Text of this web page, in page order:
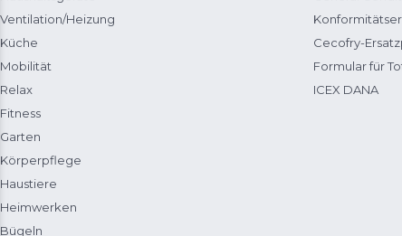
Ventilation/Heizung
Küche
Mobilität
Relax
Fitness
Garten
Körperpflege
Haustiere
Heimwerken
Bügeln
Cecofry-
Formular für
ICEX DANA